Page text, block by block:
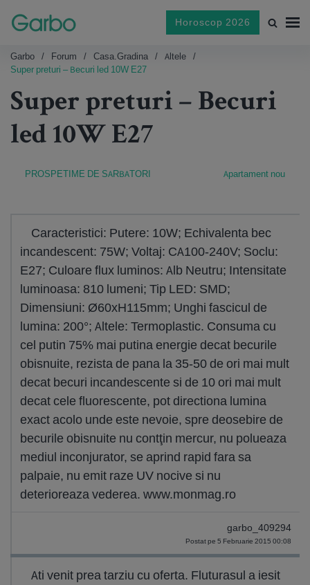
Horoscop 2026
Garbo Forum Casa.gradina
Altele
Super preturi – Becuri led 10W E27
Super preturi – Becuri
led 10W E27
PROSPETIME DE SARBATORI Apartament nou
Caracteristici: Putere: 10W; Echivalenta bec
incandescent: 75W; Voltaj: CA100-240V; Soclu:
E27; Culoare flux luminos: Alb Neutru; Intensitate
luminoasa: 810 lumeni; Tip LED: SMD;
Dimensiuni: Ø60xH115mm; Unghi fascicul de
lumina: 200°; Altele: Termoplastic. Consuma cu
cel putin 75% mai putina energie decat becurile
obisnuite, rezista de pana la 35-50 de ori mai mult
decat becuri incandescente si de 10 ori mai mult
decat cele fluorescente, pot directiona lumina
exact acolo unde este nevoie, spre deosebire de
becurile obisnuite nu contţin mercur, nu polueaza
mediul inconjurator, se aprind rapid fara sa
palpaie, nu emit raze UV nocive si nu
deterioreaza vederea. www.monmag.ro
garbo_409294
Postat pe 5 Februarie 2015 00:08
Ati venit prea tarziu cu oferta. Fluturasul a iesit